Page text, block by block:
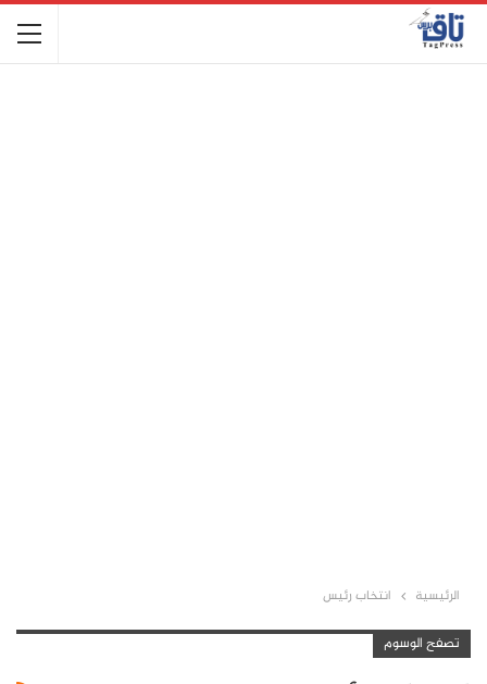
الرئيسية انتخاب رئيس
تصفح الوسوم